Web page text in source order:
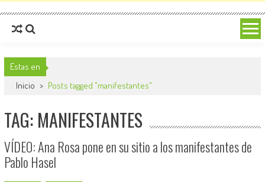
Estas en
Inicio > Posts tagged "manifestantes"
TAG: MANIFESTANTES
VÍDEO: Ana Rosa pone en su sitio a los manifestantes de
Pablo Hasel